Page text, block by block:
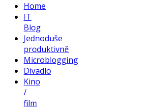
Home
IT
Blog
Jednoduše
produktivně
Microblogging
Divadlo
Kino
/
film